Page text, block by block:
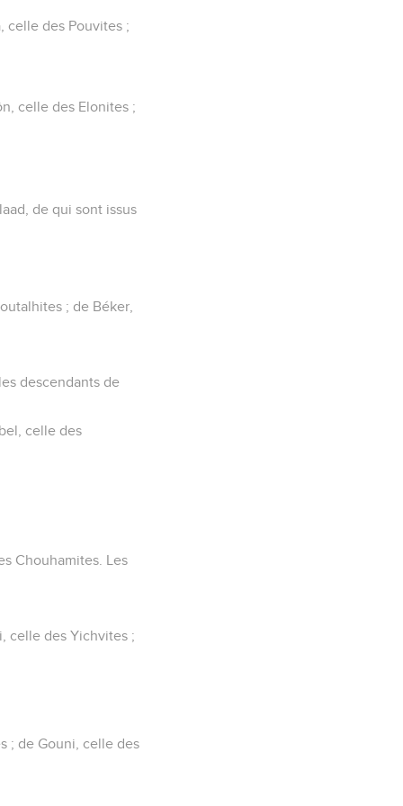
celle des Pouvites ;
celle des Elonites ;
de qui sont issus
; de Béker,
descendants de
celle des
Chouhamites. Les
celle des Yichvites ;
; de Gouni, celle des